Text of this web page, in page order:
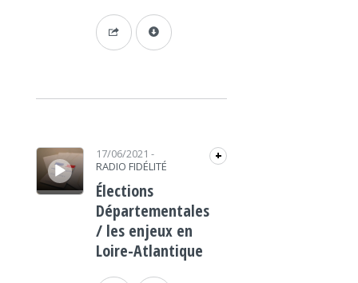
Lecteur audio 17/06/2021 -
RADIO FIDÉLITÉ
+
Élections
Départementales
/ les enjeux en
Loire-Atlantique